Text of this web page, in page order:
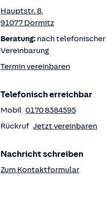
Hauptstr. 8,
91077 Dormitz
Beratung: nach telefonischer
Vereinbarung
Termin vereinbaren
Telefonisch erreichbar
Mobil 0170 8384595
Rückruf Jetzt vereinbaren
Nachricht schreiben
Zum Kontaktformular